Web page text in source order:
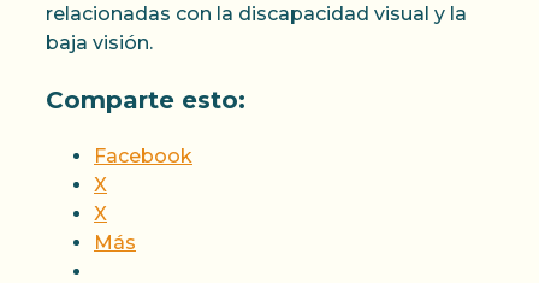
relacionadas con la discapacidad visual y la
baja visión.
Comparte esto:
Facebook
X
X
Más